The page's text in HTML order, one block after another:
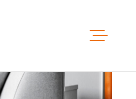
VENTES